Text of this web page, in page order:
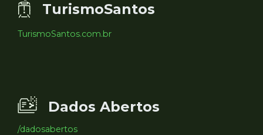
TurismoSantos
TurismoSantos.com.br
Dados Abertos
/dadosabertos